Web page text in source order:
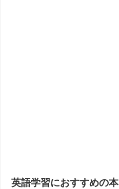
英語学習におすすめの本